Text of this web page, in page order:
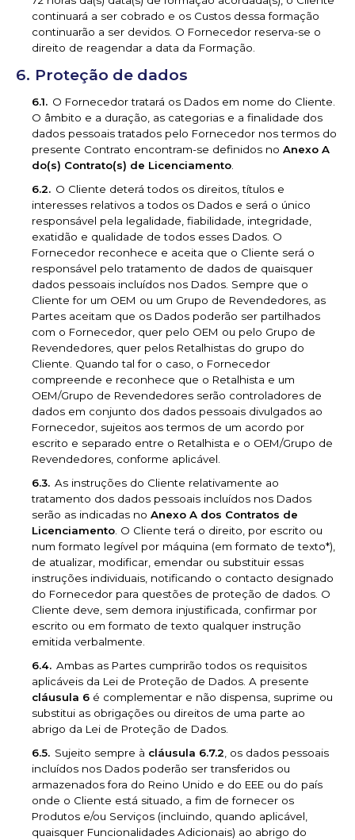
continuará a ser cobrado e os Custos dessa formação
continuarão a ser devidos. O Fornecedor reserva-se o
direito de reagendar a data da Formação.
Proteção de dados
O Fornecedor tratará os Dados em nome do Cliente.
O âmbito e a duração, as categorias e a finalidade dos
dados pessoais tratados pelo Fornecedor nos termos do
presente Contrato encontram-se definidos no Anexo A
do(s) Contrato(s) de Licenciamento
O Cliente deterá todos os direitos, títulos e
interesses relativos a todos os Dados e será o único
responsável pela legalidade, fiabilidade, integridade,
exatidão e qualidade de todos esses Dados. O
Fornecedor reconhece e aceita que o Cliente será o
responsável pelo tratamento de dados de quaisquer
dados pessoais incluídos nos Dados. Sempre que o
Cliente for um OEM ou um Grupo de Revendedores, as
Partes aceitam que os Dados poderão ser partilhados
com o Fornecedor, quer pelo OEM ou pelo Grupo de
Revendedores, quer pelos Retalhistas do grupo do
Cliente. Quando tal for o caso, o Fornecedor
compreende e reconhece que o Retalhista e um
OEM/Grupo de Revendedores serão controladores de
dados em conjunto dos dados pessoais divulgados ao
Fornecedor, sujeitos aos termos de um acordo por
escrito e separado entre o Retalhista e o OEM/Grupo de
Revendedores, conforme aplicável.
As instruções do Cliente relativamente ao
tratamento dos dados pessoais incluídos nos Dados
serão as indicadas no Anexo A dos Contratos de
Licenciamento . O Cliente terá o direito, por escrito ou
num formato legível por máquina (em formato de texto*),
de atualizar, modificar, emendar ou substituir essas
instruções individuais, notificando o contacto designado
do Fornecedor para questões de proteção de dados. O
Cliente deve, sem demora injustificada, confirmar por
escrito ou em formato de texto qualquer instrução
emitida verbalmente.
Ambas as Partes cumprirão todos os requisitos
aplicáveis da Lei de Proteção de Dados. A presente
cláusula 6 é complementar e não dispensa, suprime ou
substitui as obrigações ou direitos de uma parte ao
abrigo da Lei de Proteção de Dados.
Sujeito sempre à cláusula 6.7.2 , os dados pessoais
incluídos nos Dados poderão ser transferidos ou
armazenados fora do Reino Unido e do EEE ou do país
onde o Cliente está situado, a fim de fornecer os
Produtos e/ou Serviços (incluindo, quando aplicável,
quaisquer Funcionalidades Adicionais) ao abrigo do